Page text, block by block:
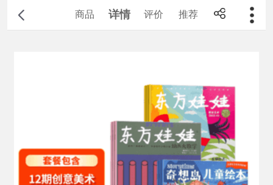
商品 详情 评价 推荐